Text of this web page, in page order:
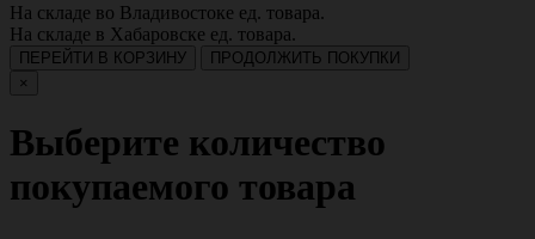
На складе во Владивостоке ед. товара.
На складе в Хабаровске ед. товара.
ПЕРЕЙТИ В КОРЗИНУ
ПРОДОЛЖИТЬ ПОКУПКИ
×
Выберите количество
покупаемого товара